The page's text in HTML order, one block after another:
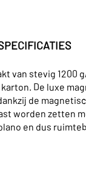
van stevig 1200
De luxe
de
worden zetten
en dus